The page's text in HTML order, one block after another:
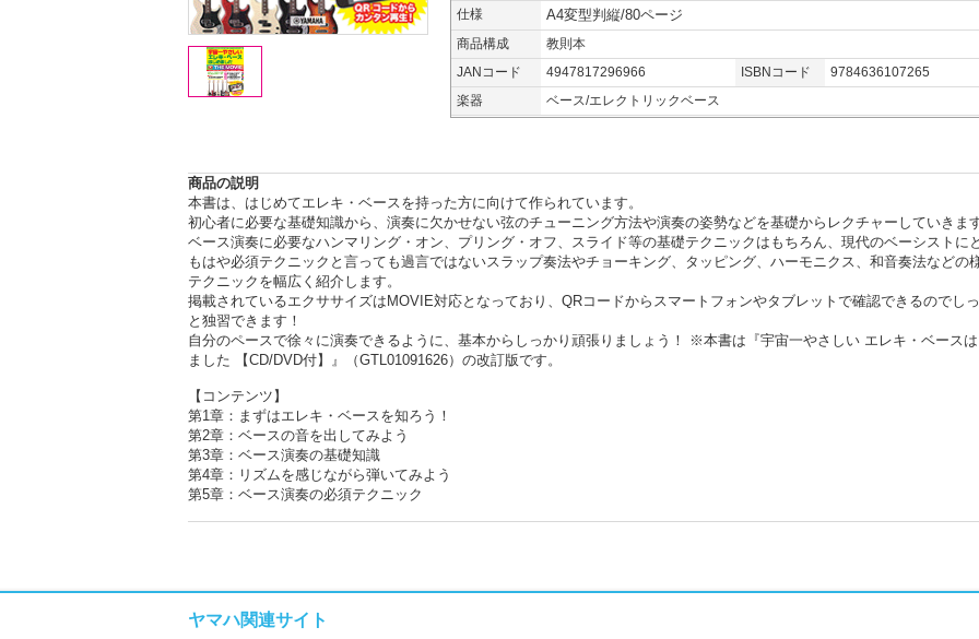
仕様
A4変型判縦/80ページ
商品構成
教則本
JANコード
4947817296966 ISBNコード
9784636107265
楽器
ベース/エレクトリックベース
商品の説明
本書は、はじめてエレキ・ベースを持った方に向けて作られています。
初心者に必要な基礎知識から、演奏に欠かせない弦のチューニング方法や演奏の姿勢などを基礎からレクチャーしていきま
ベース演奏に必要なハンマリング・オン、プリング・オフ、スライド等の基礎テクニックはもちろん、現代のベーシストに
もはや必須テクニックと言っても過言ではないスラップ奏法やチョーキング、タッピング、ハーモニクス、和音奏法などの
テクニックを幅広く紹介します。
掲載されているエクササイズはMOVIE対応となっており、QRコードからスマートフォンやタブレットで確認できるのでし
と独習できます！
自分のペースで徐々に演奏できるように、基本からしっかり頑張りましょう！ ※本書は『宇宙一やさしい エレキ・ベース
ました 【CD/DVD付】』（GTL01091626）の改訂版です。
【コンテンツ】
第1章：まずはエレキ・ベースを知ろう！
第2章：ベースの音を出してみよう
第3章：ベース演奏の基礎知識
第4章：リズムを感じながら弾いてみよう
第5章：ベース演奏の必須テクニック
ヤマハ関連サイト